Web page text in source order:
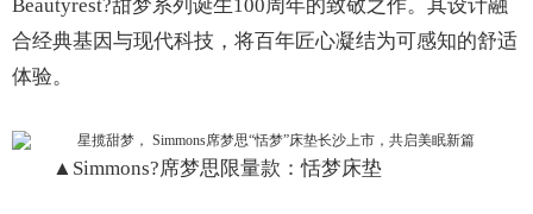
Beautyrest?甜梦系列诞生100周年的致敬之作。其设计融
合经典基因与现代科技，将百年匠心凝结为可感知的舒适
体验。
▲Simmons?席梦思限量款：恬梦床垫